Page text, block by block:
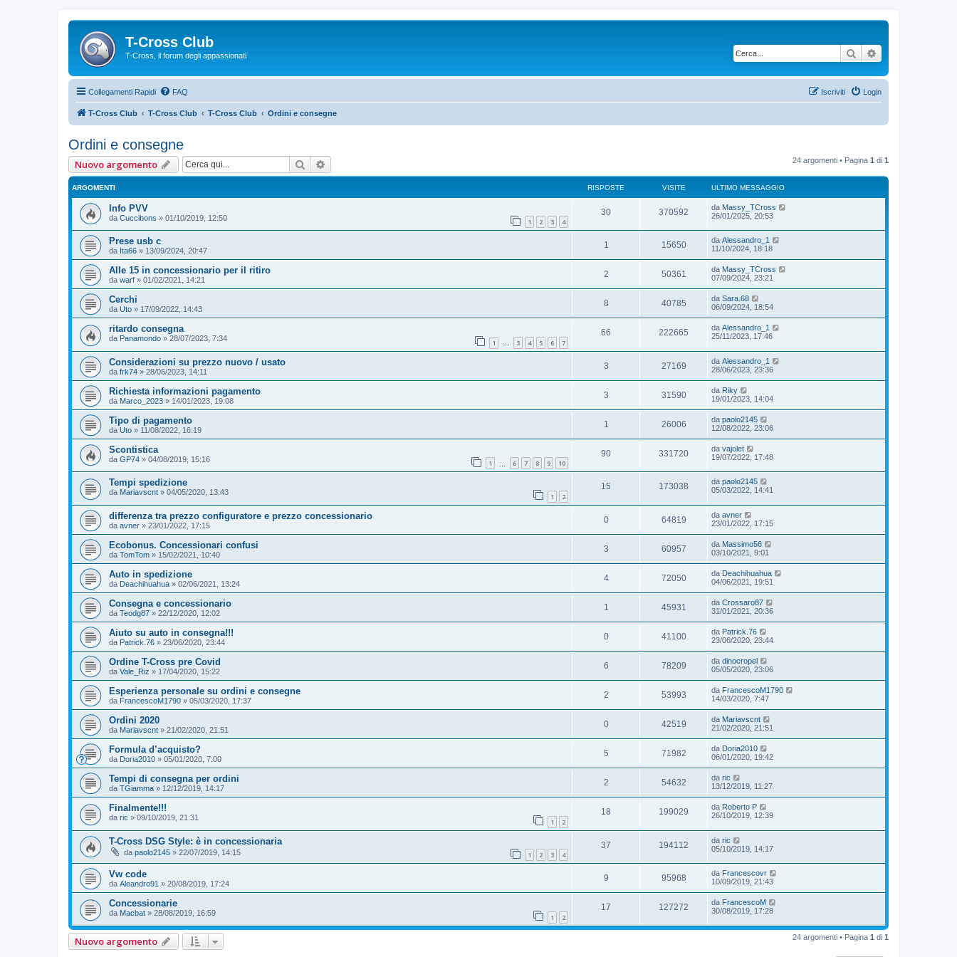
T-Cross Club
T-Cross, il forum degli appassionati Cerca
Collegamenti Rapidi FAQ Login
Iscriviti
T-Cross Club T-Cross Club T-Cross Club Ordini e consegne
Ordini e consegne
Nuovo argomento Cerca 24 argomenti • Pagina 1 di 1
ARGOMENTI RISPOSTE VISITE ULTIMO MESSAGGIO
Info PVV
da Cuccibons » 01/10/2019, 12:50 1 2 3 4
30 370592 da Massy_TCross
26/01/2025, 20:53
Prese usb c
da Ita66 » 13/09/2024, 20:47
1 15650 da Alessandro_1
11/10/2024, 18:18
Alle 15 in concessionario per il ritiro
da warf » 01/02/2021, 14:21
2 50361 da Massy_TCross
07/09/2024, 23:21
Cerchi
da Uto » 17/09/2022, 14:43
8 40785 da Sara.68
06/09/2024, 18:54
ritardo consegna
da Panamondo » 28/07/2023, 7:34 1 … 3 4 5 6 7
66 222665 da Alessandro_1
25/11/2023, 17:46
Considerazioni su prezzo nuovo / usato
da frk74 » 28/06/2023, 14:11
3 27169 da Alessandro_1
28/06/2023, 23:36
Richiesta informazioni pagamento
da Marco_2023 » 14/01/2023, 19:08
3 31590 da Riky
19/01/2023, 14:04
Tipo di pagamento
da Uto » 11/08/2022, 16:19
1 26006 da paolo2145
12/08/2022, 23:06
Scontistica
da GP74 » 04/08/2019, 15:16 1 6 7 8 9 10
90 331720 da vajolet
19/07/2022, 17:48
Tempi spedizione
da Mariavscnt » 04/05/2020, 13:43 1 2
15 173038 da paolo2145
05/03/2022, 14:41
differenza tra prezzo configuratore e prezzo concessionario
da avner » 23/01/2022, 17:15
0 64819 da avner
23/01/2022, 17:15
Ecobonus. Concessionari confusi
da TomTom » 15/02/2021, 10:40
3 60957 da Massimo56
03/10/2021, 9:01
Auto in spedizione
da Deachihuahua » 02/06/2021, 13:24
4 72050 da Deachihuahua
04/06/2021, 19:51
Consegna e concessionario
da Teodg87 » 22/12/2020, 12:02
1 45931 da Crossaro87
31/01/2021, 20:36
Aiuto su auto in consegna!!!
da Patrick.76 » 23/06/2020, 23:44
0 41100 da Patrick.76
23/06/2020, 23:44
Ordine T-Cross pre Covid
da Vale_Riz » 17/04/2020, 15:22
6 78209 da dinocropel
05/05/2020, 23:06
Esperienza personale su ordini e consegne
da FrancescoM1790 » 05/03/2020, 17:37
2 53993 da FrancescoM1790
14/03/2020, 7:47
Ordini 2020
da Mariavscnt » 21/02/2020, 21:51
0 42519 da Mariavscnt
21/02/2020, 21:51
Formula d’acquisto?
da Doria2010 » 05/01/2020, 7:00
5 71982 da Doria2010
06/01/2020, 19:42
Tempi di consegna per ordini
da TGiamma » 12/12/2019, 14:17
2 54632 da ric
13/12/2019, 11:27
Finalmente!!!
da ric » 09/10/2019, 21:31 1 2
18 199029 da Roberto P
26/10/2019, 12:39
T-Cross DSG Style: è in concessionaria
da paolo2145 » 22/07/2019, 14:15 1 2 3 4
37 194112 da ric
05/10/2019, 14:17
Vw code
da Aleandro91 » 20/08/2019, 17:24
9 95968 da Francescovr
10/09/2019, 21:43
Concessionarie
da Macbat » 28/08/2019, 16:59 1 2
17 127272 da FrancescoM
30/08/2019, 17:28
Nuovo argomento 24 argomenti • Pagina 1 di 1